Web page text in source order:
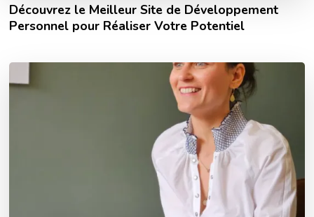
Découvrez le Meilleur Site de Développement
Personnel pour Réaliser Votre Potentiel